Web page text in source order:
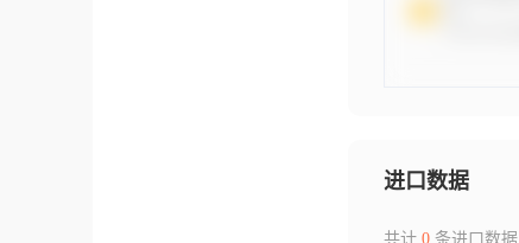
进口数据
共计 0条进口数据